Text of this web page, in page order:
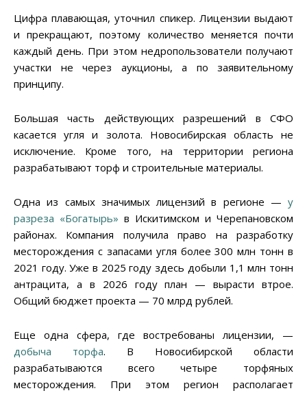
Цифра плавающая, уточнил спикер. Лицензии выдают
и прекращают, поэтому количество меняется почти
каждый день. При этом недропользователи получают
участки не через аукционы, а по заявительному
принципу.
Большая часть действующих разрешений в СФО
касается угля и золота. Новосибирская область не
исключение. Кроме того, на территории региона
разрабатывают торф и строительные материалы.
Одна из самых значимых лицензий в регионе — у
разреза «Богатырь» в Искитимском и Черепановском
районах. Компания получила право на разработку
месторождения с запасами угля более 300 млн тонн в
2021 году. Уже в 2025 году здесь добыли 1,1 млн тонн
антрацита, а в 2026 году план — вырасти втрое.
Общий бюджет проекта — 70 млрд рублей.
Еще одна сфера, где востребованы лицензии, —
добыча торфа. В Новосибирской области
разрабатываются всего четыре торфяных
месторождения. При этом регион располагает